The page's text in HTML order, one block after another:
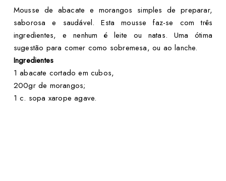
Mousse de abacate e morangos simples de preparar,
saborosa e saudável. Esta mousse faz-se com três
ingredientes, e nenhum é leite ou natas. Uma ótima
sugestão para comer como sobremesa, ou ao lanche.
Ingredientes
1 abacate cortado em cubos,
200gr de morangos;
1 c. sopa xarope agave.